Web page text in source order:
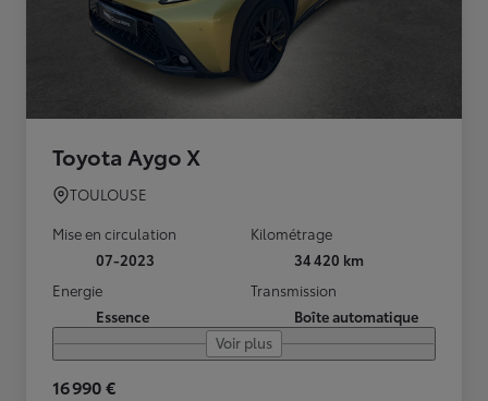
Toyota Aygo X
TOULOUSE
Mise en circulation
07-2023
Kilométrage
34 420 km
Energie
Essence
Transmission
Boîte automatique
Voir plus
16 990 €